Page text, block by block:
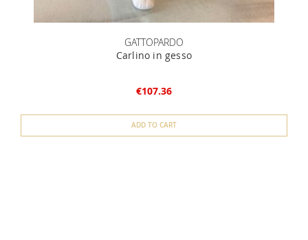
GATTOPARDO
Carlino in gesso
€107.36
ADD TO CART